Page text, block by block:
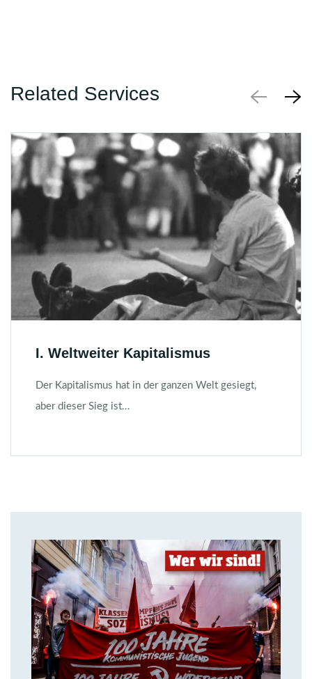
Related Services
I. Weltweiter Kapitalismus
Der Kapitalismus hat in der ganzen Welt gesiegt,
aber dieser Sieg ist…
14. Juli 2018
Über uns